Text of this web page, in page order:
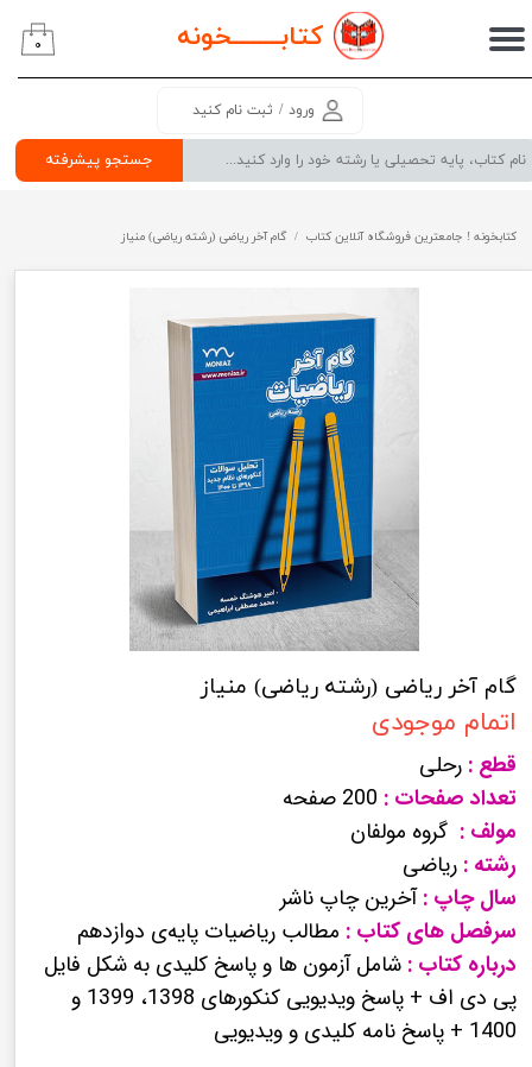
کتابــــــــخونه
جستجو پیشرفته
ورود / ثبت نام کنید
حساب کاربری من
سفارشات
۰
کتابخونه ! جامعترین فروشگاه آنلاین کتاب گام آخر ریاضی (رشته ریاضی) منیاز
گام آخر ریاضی (رشته ریاضی) منیاز
اتمام موجودی
قطع : رحلی
تعداد صفحات :
مولف : گروه مولفان
رشته : ریاضی
سال چاپ :آخرین چاپ ناشر
سرفصل های کتاب : مطالب ریاضیات پایه‌ی دوازدهم
درباره کتاب : شامل آزمون ها و پاسخ کلیدی به شکل فایل
پی دی اف + پاسخ ویدیویی کنکورهای 1398، 1399 و
1400 + پاسخ نامه کلیدی و ویدیویی